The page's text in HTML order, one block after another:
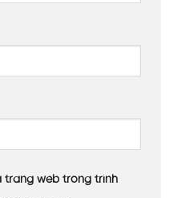
trang web trong trình